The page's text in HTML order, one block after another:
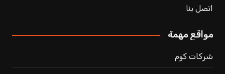
اتصل بنا
مواقع مهمة
شركات كوم